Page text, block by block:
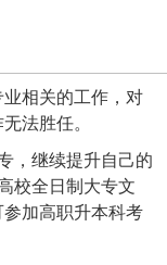
相关的工作，对
法胜任。
，继续提升自己的
校全日制大专文
加高职升本科考